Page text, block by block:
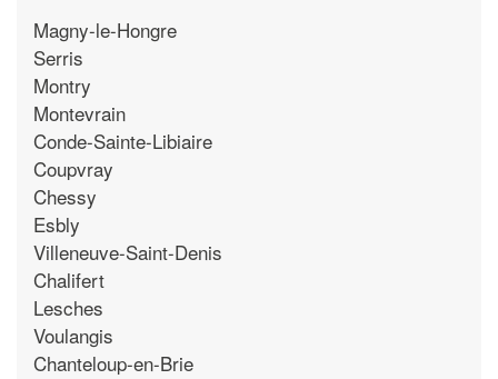
Magny-le-Hongre
Serris
Montry
Montevrain
Conde-Sainte-Libiaire
Coupvray
Chessy
Esbly
Villeneuve-Saint-Denis
Chalifert
Lesches
Voulangis
Chanteloup-en-Brie